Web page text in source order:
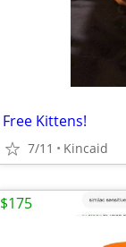
Free Kittens!
7/11 Kincaid
$175